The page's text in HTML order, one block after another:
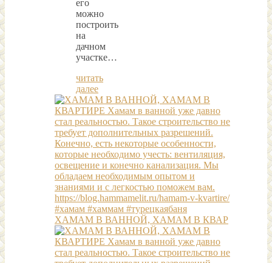
его
можно
построить
на
дачном
участке…
читать
далее
ХАМАМ В ВАННОЙ, ХАМАМ В КВАР